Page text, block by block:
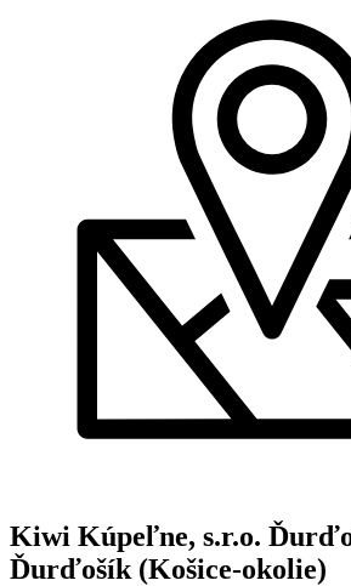
Kiwi Kúpeľne, s.r.o.
Ďurďošík (Košice-okolie)